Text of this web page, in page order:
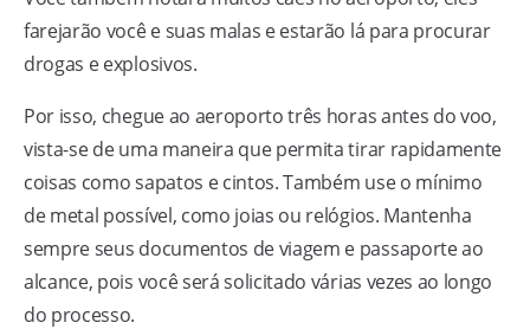
farejarão você e suas malas e estarão lá para procurar
drogas e explosivos.
Por isso, chegue ao aeroporto três horas antes do voo,
vista-se de uma maneira que permita tirar rapidamente
coisas como sapatos e cintos. Também use o mínimo
de metal possível, como joias ou relógios. Mantenha
sempre seus documentos de viagem e passaporte ao
alcance, pois você será solicitado várias vezes ao longo
do processo.